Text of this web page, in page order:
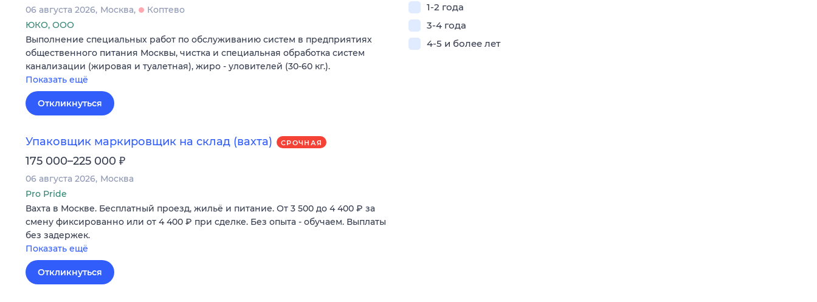
06 августа 2026 Москва
Коптево
ЮКО, ООО
Выполнение специальных работ по обслуживанию систем в предприятиях
общественного питания Москвы, чистка и специальная обработка систем
канализации (жировая и туалетная), жиро - уловителей (30-60 кг.).
Показать ещё
Откликнуться
Упаковщик маркировщик на склад (вахта) СРОЧНАЯ
175 000–225 000 ₽
06 августа 2026 Москва
Pro Pride
Вахта в Москве. Бесплатный проезд, жильё и питание. От 3 500 до 4 400 ₽ за
смену фиксированно или от 4 400 ₽ при сделке. Без опыта - обучаем. Выплаты
без задержек.
Показать ещё
Откликнуться
1-2 года
3-4 года
4-5 и более лет